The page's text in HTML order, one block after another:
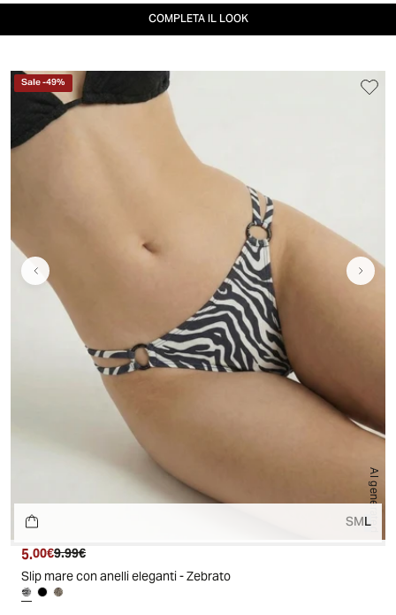
COMPLETA IL LOOK
AI generated
Sale-49%
SML
Prezzo attuale
5.00€ Prezzo originale
9.99€
Slip mare con anelli eleganti - Zebrato